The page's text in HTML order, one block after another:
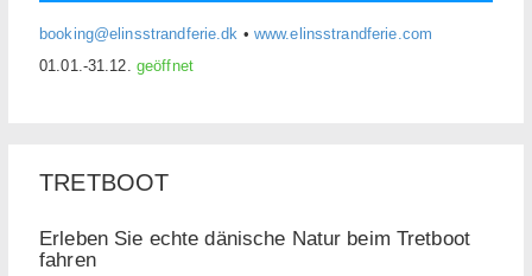
booking@elinsstrandferie.dk • www.elinsstrandferie.com
01.01.-31.12. geöffnet
TRETBOOT
Erleben Sie echte dänische Natur beim Tretboot
fahren